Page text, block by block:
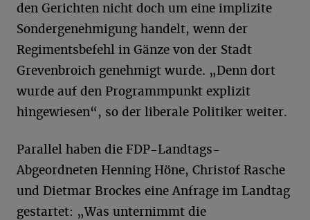
den Gerichten nicht doch um eine implizite
Sondergenehmigung handelt, wenn der
Regimentsbefehl in Gänze von der Stadt
Grevenbroich genehmigt wurde. „Denn dort
wurde auf den Programmpunkt explizit
hingewiesen“, so der liberale Politiker weiter.
Parallel haben die FDP-Landtags-
Abgeordneten Henning Höne, Christof Rasche
und Dietmar Brockes eine Anfrage im Landtag
gestartet: „Was unternimmt die